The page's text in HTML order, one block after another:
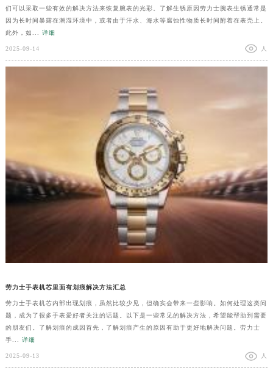
们可以采取一些有效的解决方法来恢复腕表的光彩。了解生锈原因劳力士腕表生锈通常是
因为长时间暴露在潮湿环境中，或者由于汗水、海水等腐蚀性物质长时间附着在表壳上。
此外，如... 详细
2025-09-14 人
劳力士手表机芯里面有划痕解决方法汇总
劳力士手表机芯内部出现划痕，虽然比较少见，但确实会带来一些影响。如何处理这类问
题，成为了很多手表爱好者关注的话题。以下是一些常见的解决方法，希望能帮助到需要
的朋友们。了解划痕的成因首先，了解划痕产生的原因有助于更好地解决问题。劳力士
手... 详细
2025-09-13 人